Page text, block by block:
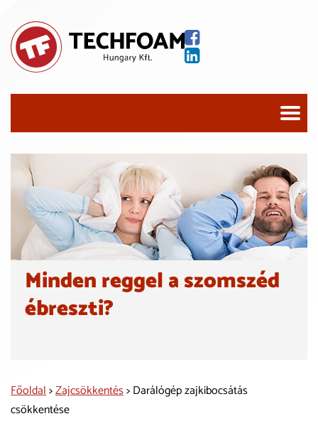
Minden reggel a szomszéd
ébreszti?
Főoldal>Zajcsökkentés> Darálógép zajkibocsátás
csökkentése